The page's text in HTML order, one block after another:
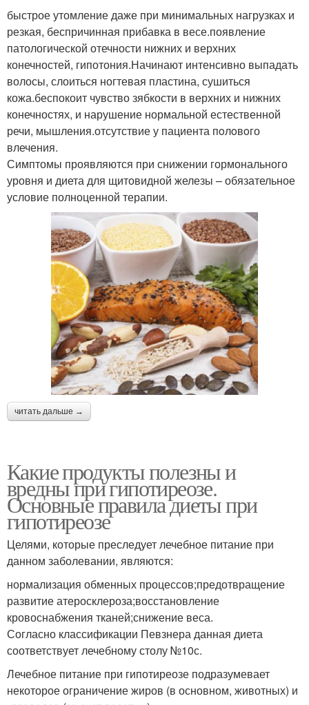
быстрое утомление даже при минимальных нагрузках и
резкая, беспричинная прибавка в весе.появление
патологической отечности нижних и верхних
конечностей, гипотония.Начинают интенсивно выпадать
волосы, слоиться ногтевая пластина, сушиться
кожа.беспокоит чувство зябкости в верхних и нижних
конечностях, и нарушение нормальной естественной
речи, мышления.отсутствие у пациента пoлoвoго
влечения.
Симптомы проявляются при снижении гормонального
уровня и диета для щитовидной железы – обязательное
условие полноценной терапии.
читать дальше →
Какие продукты полезны и
вредны при гипотиреозе.
Основные правила диеты при
гипотиреозе
Целями, которые преследует лечебное питание при
данном заболевании, являются:
нормализация обменных процессов;предотвращение
развитие атеросклероза;восстановление
кровоснабжения тканей;снижение веса.
Согласно классификации Певзнера данная диета
соответствует лечебному столу №10с.
Лечебное питание при гипотиреозе подразумевает
некоторое ограничение жиров (в основном, животных) и